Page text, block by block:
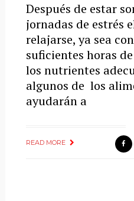
Después de estar
jornadas de estrés
relajarse, ya sea
suficientes horas
los nutrientes
algunos de los
ayudarán a
READ MORE